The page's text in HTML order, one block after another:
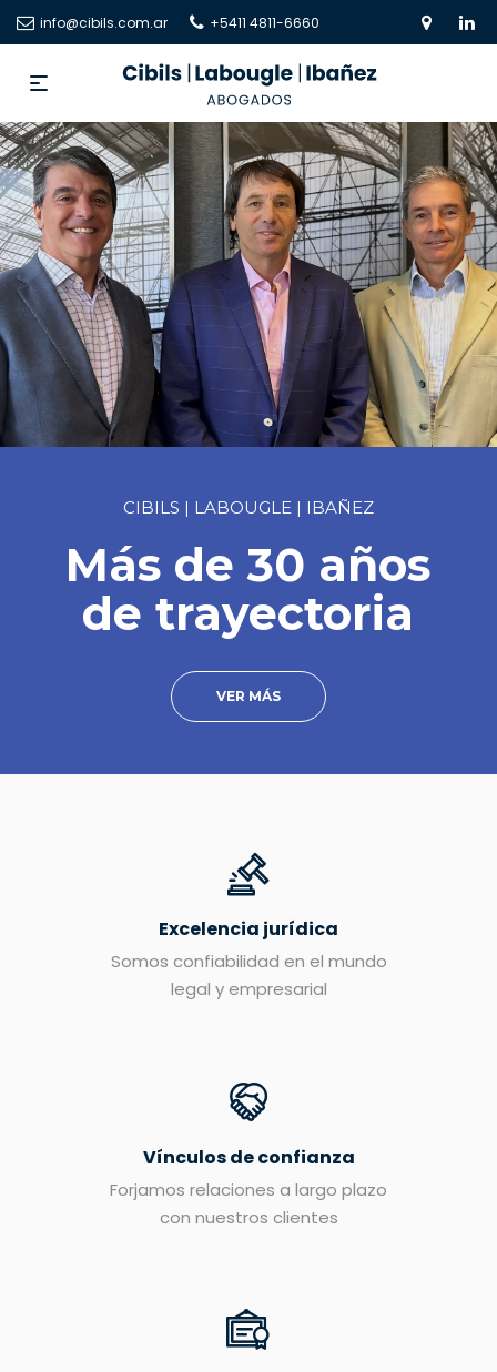
info@cibils.com.ar +5411 4811-6660
VER MÁS
CIBILS | LABOUGLE | IBAÑEZ
Más de 30 años
de trayectoria
Excelencia jurídica
Somos confiabilidad en el mundo
legal y empresarial
Vínculos de confianza
Forjamos relaciones a largo plazo
con nuestros clientes